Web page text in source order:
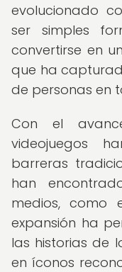
evolucionado
ser simples
convertirse en
que ha
de personas en
Con el
videojuegos
barreras
han
medios, como
expansión ha
las historias de
en íconos